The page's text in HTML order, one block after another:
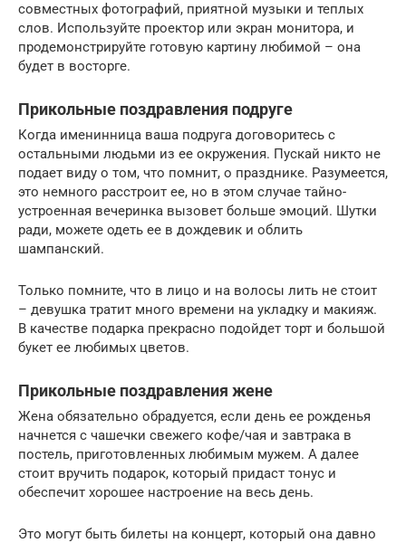
совместных фотографий, приятной музыки и теплых
слов. Используйте проектор или экран монитора, и
продемонстрируйте готовую картину любимой – она
будет в восторге.
Прикольные поздравления подруге
Когда именинница ваша подруга договоритесь с
остальными людьми из ее окружения. Пускай никто не
подает виду о том, что помнит, о празднике. Разумеется,
это немного расстроит ее, но в этом случае тайно-
устроенная вечеринка вызовет больше эмоций. Шутки
ради, можете одеть ее в дождевик и облить
шампанский.
Только помните, что в лицо и на волосы лить не стоит
– девушка тратит много времени на укладку и макияж.
В качестве подарка прекрасно подойдет торт и большой
букет ее любимых цветов.
Прикольные поздравления жене
Жена обязательно обрадуется, если день ее рожденья
начнется с чашечки свежего кофе/чая и завтрака в
постель, приготовленных любимым мужем. А далее
стоит вручить подарок, который придаст тонус и
обеспечит хорошее настроение на весь день.
Это могут быть билеты на концерт, который она давно